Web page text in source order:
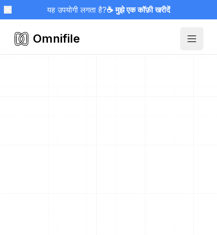
यह उपयोगी लगता है?☕ मुझे एक कॉफ़ी खरीदें
Omnifile